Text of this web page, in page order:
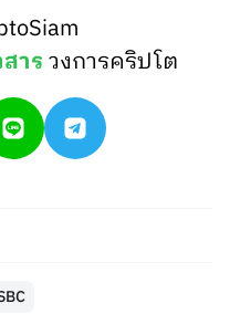
ารวงการคริปโต